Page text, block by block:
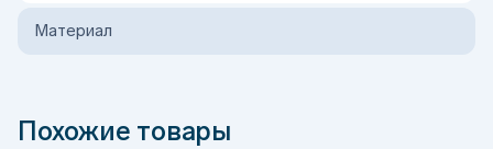
Материал
Похожие товары